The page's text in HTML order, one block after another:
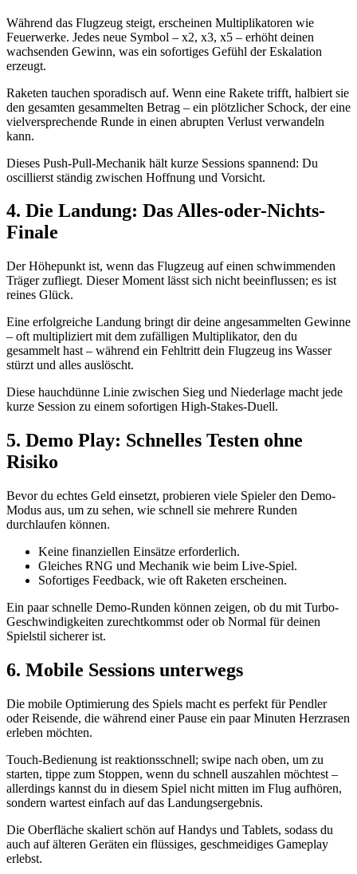
Während das Flugzeug steigt, erscheinen Multiplikatoren wie
Feuerwerke. Jedes neue Symbol – x2, x3, x5 – erhöht deinen
wachsenden Gewinn, was ein sofortiges Gefühl der Eskalation
erzeugt.
Raketen tauchen sporadisch auf. Wenn eine Rakete trifft, halbiert sie
den gesamten gesammelten Betrag – ein plötzlicher Schock, der eine
vielversprechende Runde in einen abrupten Verlust verwandeln
kann.
Dieses Push‑Pull-Mechanik hält kurze Sessions spannend: Du
oscillierst ständig zwischen Hoffnung und Vorsicht.
4. Die Landung: Das Alles-oder-Nichts-
Finale
Der Höhepunkt ist, wenn das Flugzeug auf einen schwimmenden
Träger zufliegt. Dieser Moment lässt sich nicht beeinflussen; es ist
reines Glück.
Eine erfolgreiche Landung bringt dir deine angesammelten Gewinne
– oft multipliziert mit dem zufälligen Multiplikator, den du
gesammelt hast – während ein Fehltritt dein Flugzeug ins Wasser
stürzt und alles auslöscht.
Diese hauchdünne Linie zwischen Sieg und Niederlage macht jede
kurze Session zu einem sofortigen High-Stakes-Duell.
5. Demo Play: Schnelles Testen ohne
Risiko
Bevor du echtes Geld einsetzt, probieren viele Spieler den Demo-
Modus aus, um zu sehen, wie schnell sie mehrere Runden
durchlaufen können.
Keine finanziellen Einsätze erforderlich.
Gleiches RNG und Mechanik wie beim Live-Spiel.
Sofortiges Feedback, wie oft Raketen erscheinen.
Ein paar schnelle Demo-Runden können zeigen, ob du mit Turbo-
Geschwindigkeiten zurechtkommst oder ob Normal für deinen
Spielstil sicherer ist.
6. Mobile Sessions unterwegs
Die mobile Optimierung des Spiels macht es perfekt für Pendler
oder Reisende, die während einer Pause ein paar Minuten Herzrasen
erleben möchten.
Touch-Bedienung ist reaktionsschnell; swipe nach oben, um zu
starten, tippe zum Stoppen, wenn du schnell auszahlen möchtest –
allerdings kannst du in diesem Spiel nicht mitten im Flug aufhören,
sondern wartest einfach auf das Landungsergebnis.
Die Oberfläche skaliert schön auf Handys und Tablets, sodass du
auch auf älteren Geräten ein flüssiges, geschmeidiges Gameplay
erlebst.